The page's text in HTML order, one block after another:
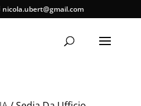
nicola.ubert@gmail.com